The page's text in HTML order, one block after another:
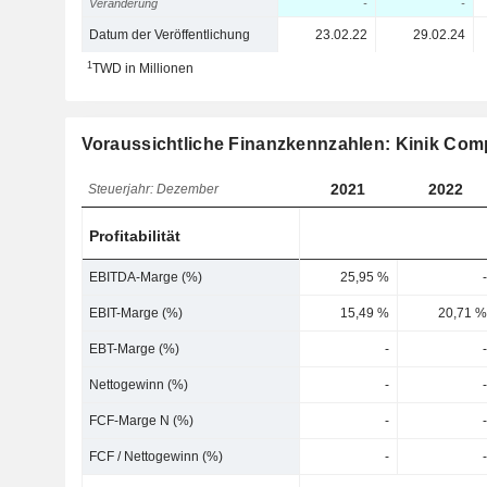
Veränderung - -
Datum der Veröffentlichung 23.02.22 29.02.24
1TWD in Millionen
Voraussichtliche Finanzkennzahlen: Kinik
Steuerjahr: Dezember 2021 2022
Profitabilität
EBITDA-Marge (%) 25,95 % -
EBIT-Marge (%) 15,49 % 20,71 %
EBT-Marge (%) - -
Nettogewinn (%) - -
FCF-Marge N (%) - -
FCF / Nettogewinn (%) - -